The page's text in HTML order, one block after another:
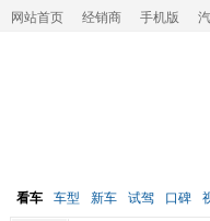
网站首页 经销商 手机版
看车 车型 新车 试驾 口碑